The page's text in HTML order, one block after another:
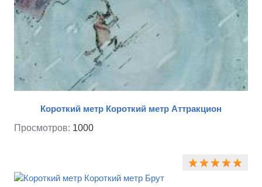
Короткий метр Короткий метр Аттракцион
Просмотров: 1000